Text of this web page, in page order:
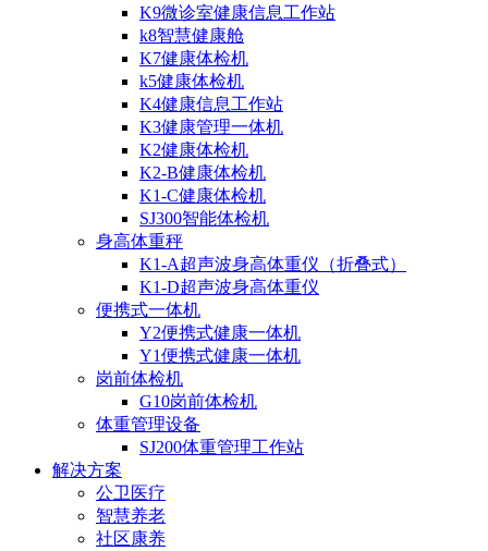
K9微诊室健康信息工作站
k8智慧健康舱
K7健康体检机
k5健康体检机
K4健康信息工作站
K3健康管理一体机
K2健康体检机
K2-B健康体检机
K1-C健康体检机
SJ300智能体检机
身高体重秤
K1-A超声波身高体重仪（折叠式）
K1-D超声波身高体重仪
便携式一体机
Y2便携式健康一体机
Y1便携式健康一体机
岗前体检机
G10岗前体检机
体重管理设备
SJ200体重管理工作站
解决方案
公卫医疗
智慧养老
社区康养